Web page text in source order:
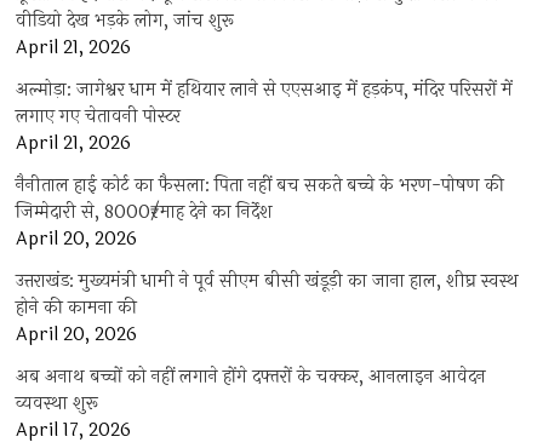
वीडियो देख भड़के लोग, जांच शुरू
April 21, 2026
अल्मोड़ा: जागेश्वर धाम में हथियार लाने से एएसआइ में हड़कंप, मंदिर परिसरों में
लगाए गए चेतावनी पोस्टर
April 21, 2026
नैनीताल हाई कोर्ट का फैसला: पिता नहीं बच सकते बच्चे के भरण-पोषण की
जिम्मेदारी से, 8000₹/माह देने का निर्देश
April 20, 2026
उत्तराखंड: मुख्यमंत्री धामी ने पूर्व सीएम बीसी खंडूड़ी का जाना हाल, शीघ्र स्वस्थ
होने की कामना की
April 20, 2026
अब अनाथ बच्चों को नहीं लगाने होंगे दफ्तरों के चक्कर, आनलाइन आवेदन
व्यवस्था शुरू
April 17, 2026